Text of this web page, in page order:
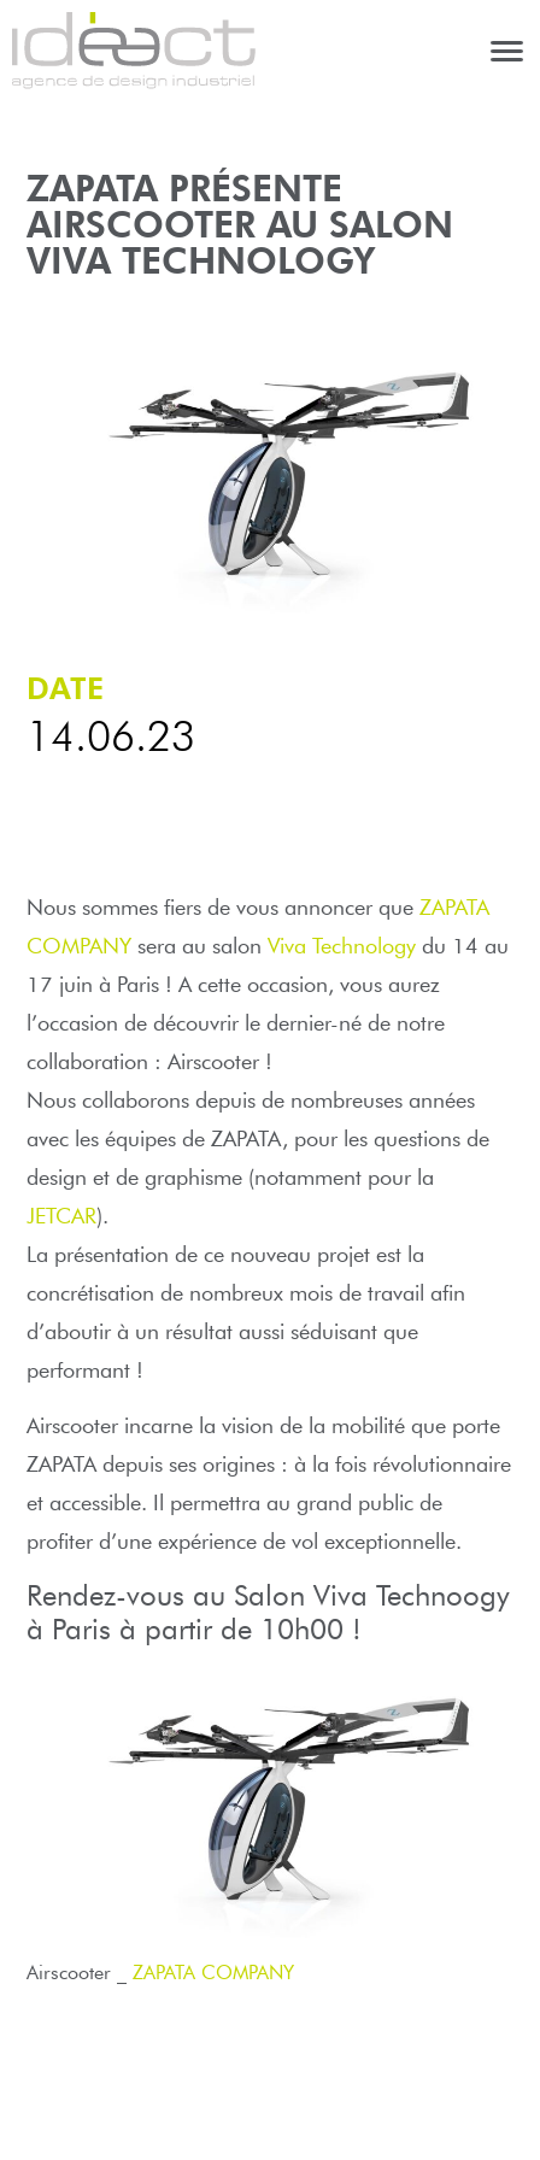
ZAPATA PRÉSENTE
AIRSCOOTER AU SALON
VIVA TECHNOLOGY
DATE
14.06.23
Nous sommes fiers de vous annoncer queZAPATA
COMPANY sera au salonViva Technology du 14 au
17 juin à Paris ! A cette occasion, vous aurez
l’occasion de découvrir le dernier-né de notre
collaboration : Airscooter !
Nous collaborons depuis de nombreuses années
avec les équipes de ZAPATA, pour les questions de
design et de graphisme (notamment pour la
JETCAR).
La présentation de ce nouveau projet est la
concrétisation de nombreux mois de travail afin
d’aboutir à un résultat aussi séduisant que
performant !
Airscooter incarne la vision de la mobilité que porte
ZAPATA depuis ses origines : à la fois révolutionnaire
et accessible. Il permettra au grand public de
profiter d’une expérience de vol exceptionnelle.
Rendez-vous au Salon Viva Technoogy
à Paris à partir de 10h00 !
Airscooter _ZAPATA COMPANY